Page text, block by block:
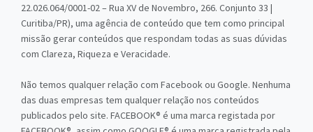
22.026.064/0001-02 – Rua XV de Novembro, 266. Conjunto 33 |
Curitiba/PR), uma agência de conteúdo que tem como principal
missão gerar conteúdos que respondam todas as suas dúvidas
com Clareza, Riqueza e Veracidade.
Não temos qualquer relação com Facebook ou Google. Nenhuma
das duas empresas tem qualquer relação nos conteúdos
publicados pelo site. FACEBOOK® é uma marca registada por